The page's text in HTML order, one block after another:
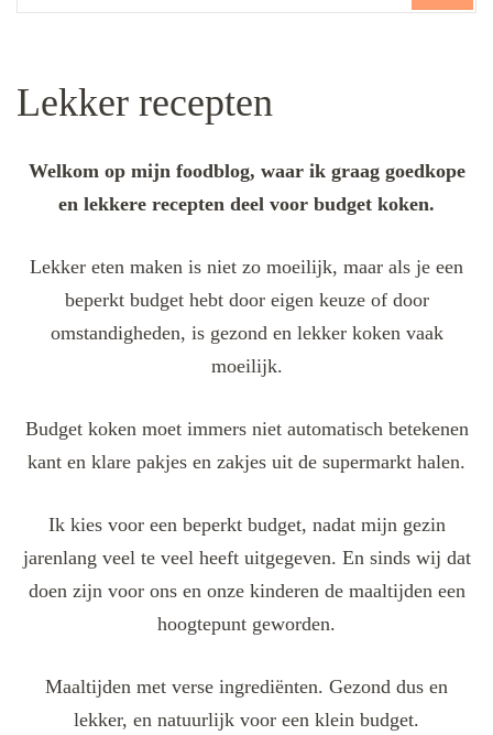
Lekker recepten
Welkom op mijn foodblog, waar ik graag goedkope
en lekkere recepten deel voor budget koken.
Lekker eten maken is niet zo moeilijk, maar als je een
beperkt budget hebt door eigen keuze of door
omstandigheden, is gezond en lekker koken vaak
moeilijk.
Budget koken moet immers niet automatisch betekenen
kant en klare pakjes en zakjes uit de supermarkt halen.
Ik kies voor een beperkt budget, nadat mijn gezin
jarenlang veel te veel heeft uitgegeven. En sinds wij dat
doen zijn voor ons en onze kinderen de maaltijden een
hoogtepunt geworden.
Maaltijden met verse ingrediënten. Gezond dus en
lekker, en natuurlijk voor een klein budget.